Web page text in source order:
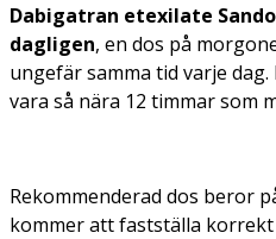
Dabigatran etexilate
dagligen, en dos på
ungefär samma tid varje
vara så nära 12 timmar som
Rekommenderad dos beror
kommer att fastställa